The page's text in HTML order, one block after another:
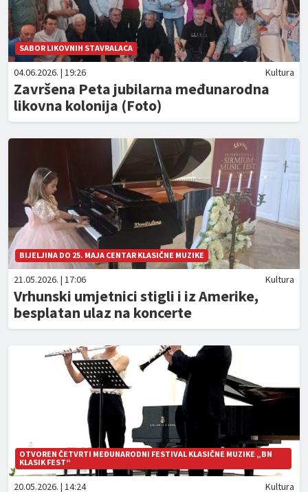
SABOR LIKOVNIH STAVRALACA
04.06.2026. | 19:26 Kultura
Završena Peta jubilarna međunarodna
likovna kolonija (Foto)
BIJELJINA DO 25. MAJA CENTAR KLASIČNE MUZIKE
21.05.2026. | 17:06 Kultura
Vrhunski umjetnici stigli i iz Amerike,
besplatan ulaz na koncerte
OTVOREN ČETVRTI MEĐUNARODNI FESTIVAL KLASIČNE MUZIKE „BN
KLASIK FEST“
20.05.2026. | 14:24 Kultura